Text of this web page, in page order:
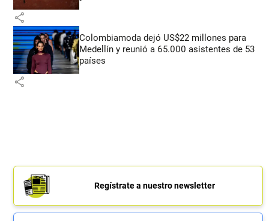
share
Colombiamoda dejó US$22 millones para
Medellín y reunió a 65.000 asistentes de 53
países
share
Regístrate a nuestro newsletter